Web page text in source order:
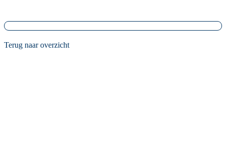
Terug naar overzicht